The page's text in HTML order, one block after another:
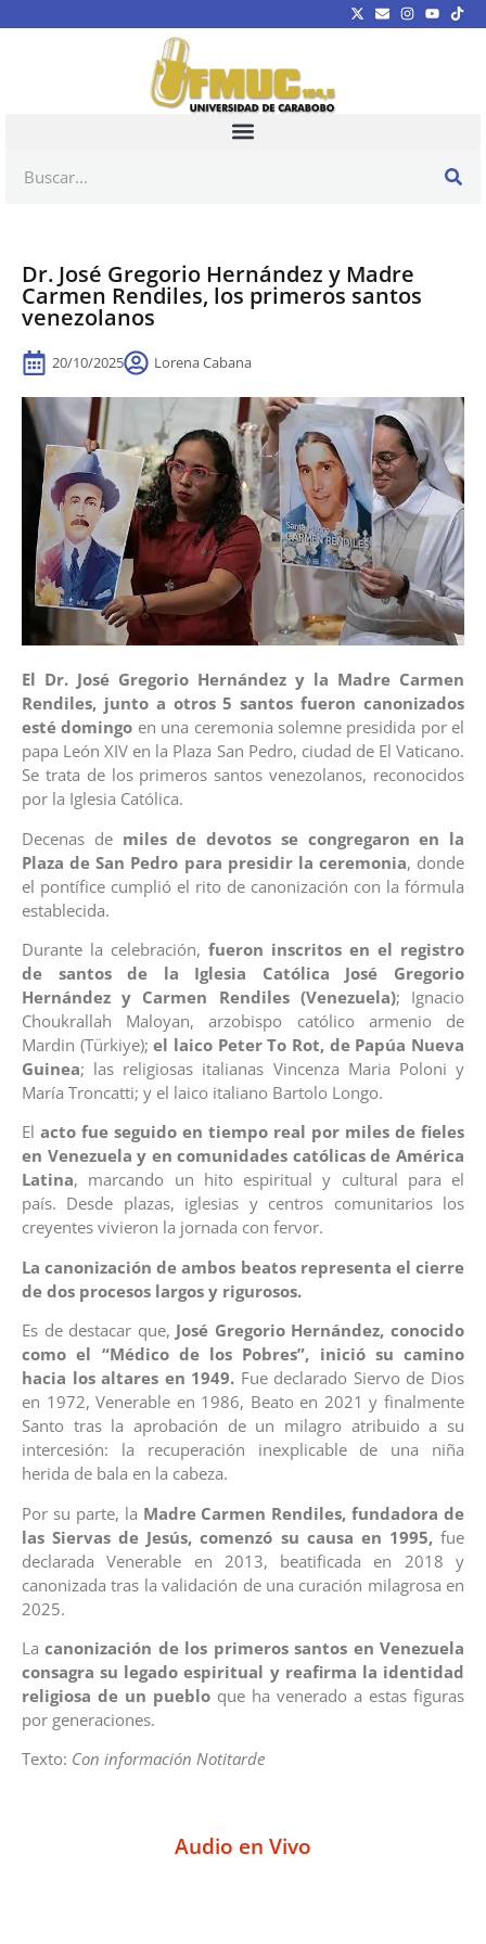
Dr. José Gregorio Hernández y Madre
Carmen Rendiles, los primeros santos
venezolanos
20/10/2025 Lorena Cabana
El Dr. José Gregorio Hernández y la Madre Carmen
Rendiles, junto a otros 5 santos fueron canonizados
esté domingo en una ceremonia solemne presidida por el
papa León XIV en la Plaza San Pedro, ciudad de El Vaticano.
Se trata de los primeros santos venezolanos, reconocidos
por la Iglesia Católica.
Decenas de miles de devotos se congregaron en la
Plaza de San Pedro para presidir la ceremonia, donde
el pontífice cumplió el rito de canonización con la fórmula
establecida.
Durante la celebración, fueron inscritos en el registro
de santos de la Iglesia Católica José Gregorio
Hernández y Carmen Rendiles (Venezuela); Ignacio
Choukrallah Maloyan, arzobispo católico armenio de
Mardin (Türkiye);el laico Peter To Rot, de Papúa Nueva
Guinea; las religiosas italianas Vincenza Maria Poloni y
María Troncatti; y el laico italiano Bartolo Longo.
El acto fue seguido en tiempo real por miles de fieles
en Venezuela y en comunidades católicas de América
Latina, marcando un hito espiritual y cultural para el
país. Desde plazas, iglesias y centros comunitarios los
creyentes vivieron la jornada con fervor.
La canonización de ambos beatos representa el cierre
de dos procesos largos y rigurosos.
Es de destacar que, José Gregorio Hernández, conocido
comoel “Médico de los Pobres”, inició su camino
hacia los altares en 1949. Fue declarado Siervo de Dios
en 1972, Venerable en 1986, Beato en 2021 y finalmente
Santo tras la aprobación de un milagro atribuido a su
intercesión: la recuperación inexplicable de una niña
herida de bala en la cabeza.
Por su parte, la Madre Carmen Rendiles, fundadora de
las Siervas de Jesús, comenzó su causa en 1995,fue
declarada Venerable en 2013, beatificada en 2018 y
canonizada tras la validación de una curación milagrosa en
2025.
Lacanonización de los primeros santos en Venezuela
consagra su legado espiritual y reafirma la identidad
religiosa de un pueblo que ha venerado a estas figuras
por generaciones.
Texto: Con información Notitarde
Audio en Vivo